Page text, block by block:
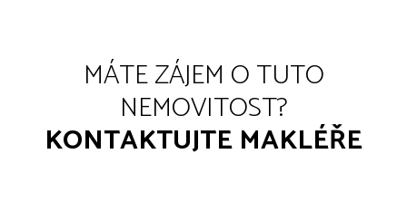
MÁTE ZÁJEM O TUTO
NEMOVITOST?
KONTAKTUJTE MAKLÉŘE